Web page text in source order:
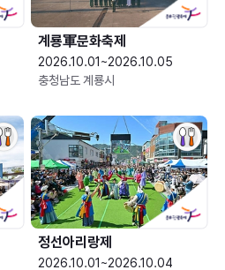
2026.10.01~2026.10.05
충청남도 계룡시
정선아리랑제
2026.10.01~2026.10.04